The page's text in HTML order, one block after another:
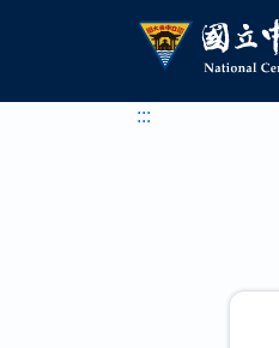
國立中央大
:::